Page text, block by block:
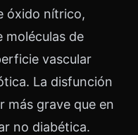
óxido nítrico,
moléculas de
vascular
La disfunción
más grave que en
no diabética.